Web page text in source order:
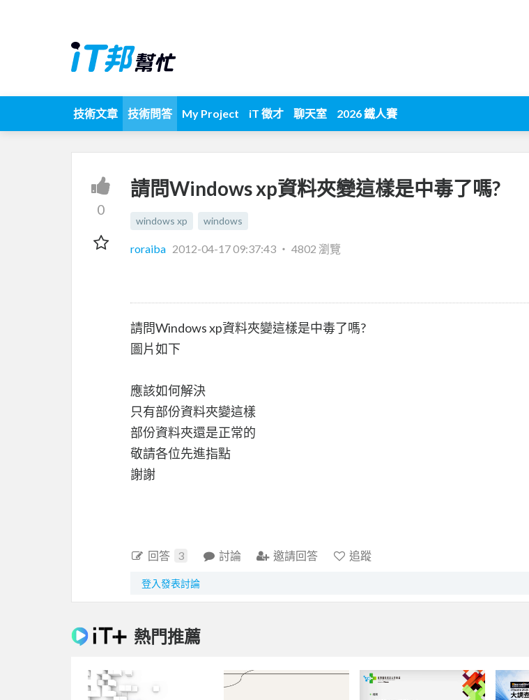
技術文章 技術問答 My Project iT 徵才 聊天室 2026 鐵人賽
0
請問Windows xp資料夾變這樣是中毒了嗎?
windows xp windows
roraiba 2012-04-17 09:37:43 ‧ 4802 瀏覽
請問Windows xp資料夾變這樣是中毒了嗎?
圖片如下
應該如何解決
只有部份資料夾變這樣
部份資料夾還是正常的
敬請各位先進指點
謝謝
回答 3 討論 邀請回答 追蹤
登入發表討論
熱門推薦